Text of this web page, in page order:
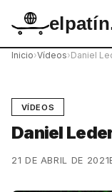
Inicio›Vídeos›Daniel
VÍDEOS
Daniel
21 DE ABRIL DE 2021